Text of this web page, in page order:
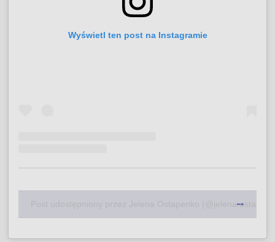
Wyświetl ten post na Instagramie
Post udostępniony przez Jelena Ostapenko